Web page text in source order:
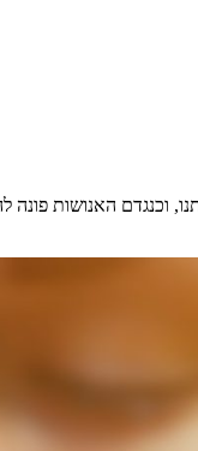
וכנגדם האנושות